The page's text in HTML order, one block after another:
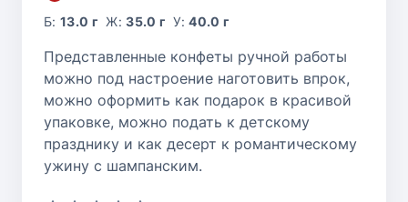
Б:13.0 г Ж:35.0 г У:40.0 г
Представленные конфеты ручной работы
можно под настроение наготовить впрок,
можно оформить как подарок в красивой
упаковке, можно подать к детскому
празднику и как десерт к романтическому
ужину с шампанским.